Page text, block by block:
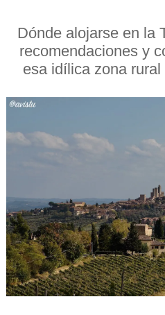
Dónde alojarse en la
recomendaciones y
esa idílica zona